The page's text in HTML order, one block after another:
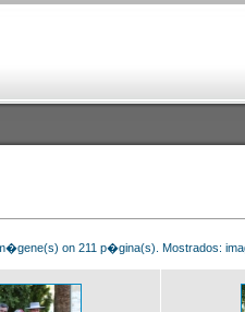
on 211 p�gina(s). Mostrados: